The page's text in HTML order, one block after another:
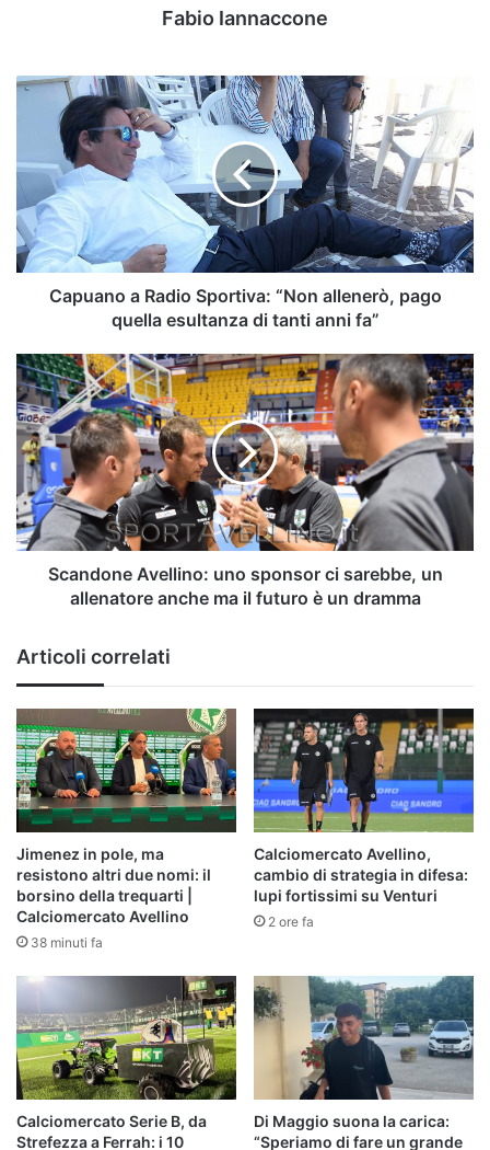
Fabio Iannaccone
Capuano
Sportiva:
“Non
allenerò,
pago
quella
esultanza
fa”
Capuano a Radio Sportiva: “Non allenerò, pago
quella esultanza di tanti anni fa”
Scandone
Avellino:
uno
sponsor
ci
sarebbe,
un
allenatore
anche
un
dramma
Scandone Avellino: uno sponsor ci sarebbe, un
allenatore anche ma il futuro è un dramma
Articoli correlati
Jimenez in pole, ma
resistono altri due nomi: il
borsino della trequarti |
Calciomercato Avellino
38 minuti fa
Calciomercato Avellino,
cambio di strategia in difesa:
lupi fortissimi su Venturi
2 ore fa
Calciomercato Serie B, da
Strefezza a Ferrah: i 10
Di Maggio suona la carica:
“Speriamo di fare un grande